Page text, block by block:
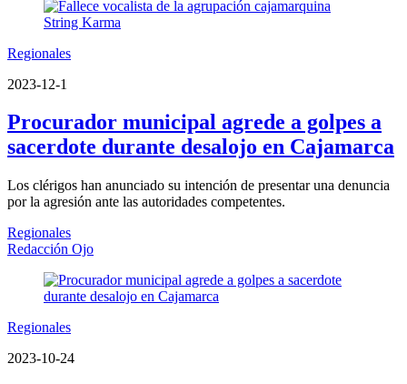
Regionales
2023-12-1
Procurador municipal agrede a golpes a
sacerdote durante desalojo en Cajamarca
Los clérigos han anunciado su intención de presentar una denuncia
por la agresión ante las autoridades competentes.
Regionales
Redacción Ojo
Regionales
2023-10-24